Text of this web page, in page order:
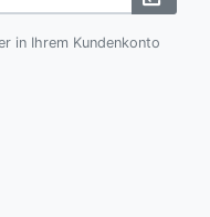
in Ihrem Kundenkonto